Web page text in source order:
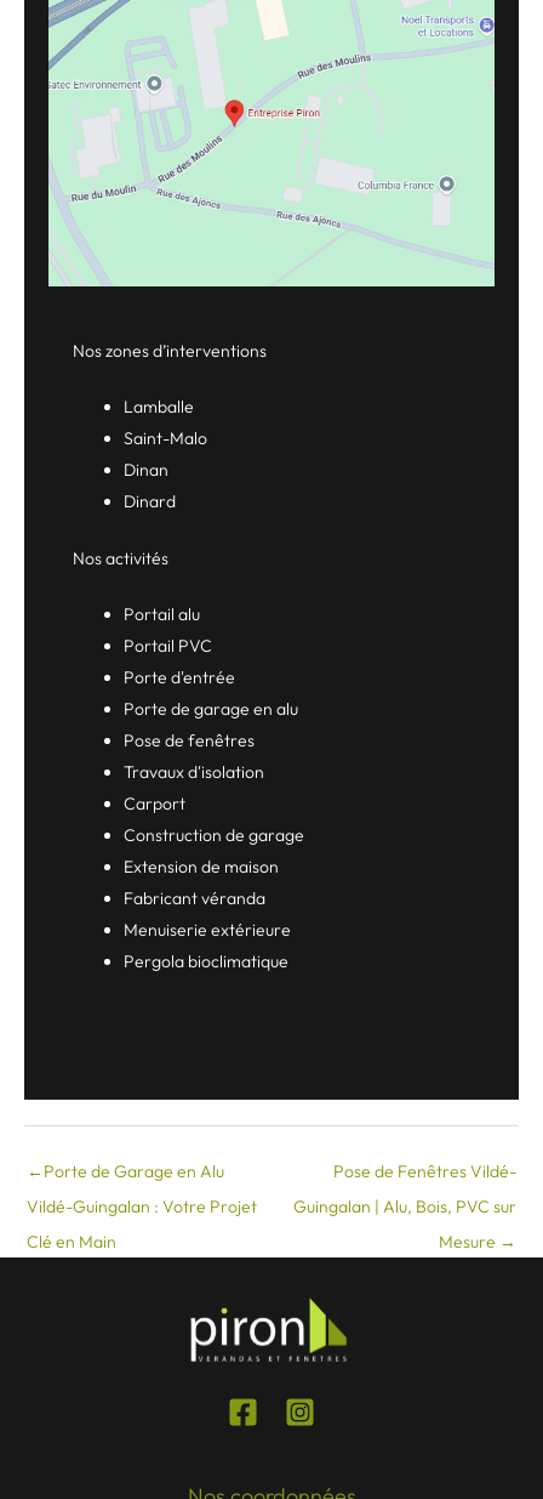
Nos zones d’interventions
Lamballe
Saint-Malo
Dinan
Dinard
Nos activités
Portail alu
Portail PVC
Porte d'entrée
Porte de garage en alu
Pose de fenêtres
Travaux d'isolation
Carport
Construction de garage
Extension de maison
Fabricant véranda
Menuiserie extérieure
Pergola bioclimatique
←Porte de Garage en Alu
Vildé-Guingalan : Votre Projet
Clé en Main
Pose de Fenêtres Vildé-
Guingalan | Alu, Bois, PVC sur
Mesure →